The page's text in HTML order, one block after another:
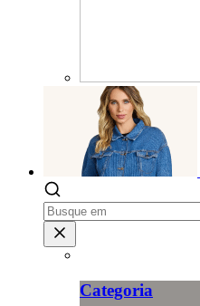
Categoria